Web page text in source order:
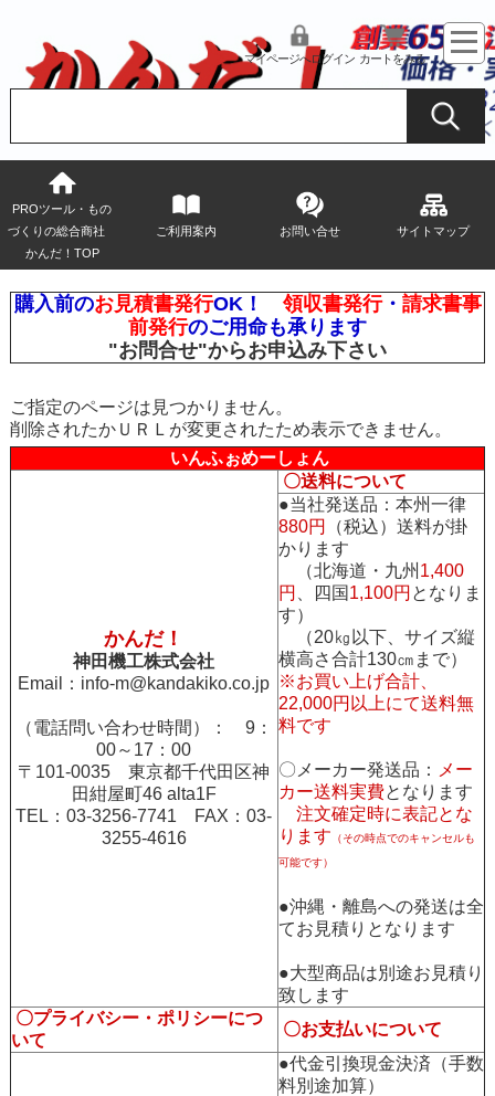
マイページへログイン カートをみる
PROツール・もの
づくりの総合商社
かんだ！TOP
ご利用案内 お問い合せ サイトマップ
購入前のお見積書発行OK！ 領収書発行・ 請求書事
前発行のご用命も承ります
"お問合せ"からお申込み下さい
ご指定のページは見つかりません。
削除されたかＵＲＬが変更されたため表示できません。
いんふぉめーしょん
かんだ！
神田機工株式会社
Email： info-m@kandakiko.co.jp
（電話問い合わせ時間）： 9：
00～17：00
〒101-0035 東京都千代田区神
田紺屋町46 alta1F
TEL：03-3256-7741 FAX：03-
3255-4616
〇送料について
●当社発送品：本州一律
880円
（税込）送料が掛
かります
（北海道・九州 1,400
円
、四国 1,100円 となりま
す）
（20㎏以下、サイズ縦
横高さ合計130㎝まで）
※お買い上げ合計、
22,000円以上にて送料無
料です
〇メーカー発送品：
メー
カー送料実費となります
注文確定時に表記とな
ります （その時点でのキャンセルも
可能です）
●沖縄・離島への発送は全
てお見積りとなります
●大型商品は別途お見積り
致します
〇プライバシー・ポリシーにつ
いて
〇お支払いについて
●代金引換現金決済（手数
料別途加算）